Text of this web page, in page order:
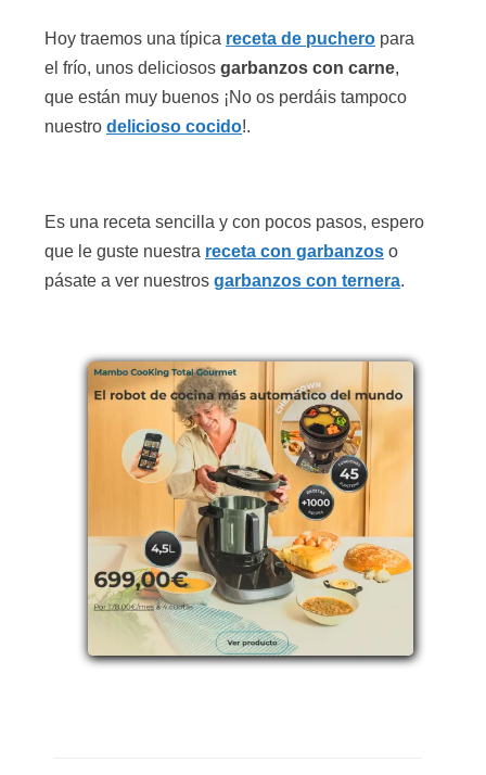
Hoy traemos una típica receta de puchero para
el frío, unos deliciosos garbanzos con carne,
que están muy buenos ¡No os perdáis tampoco
nuestro delicioso cocido!.
Es una receta sencilla y con pocos pasos, espero
que le guste nuestra receta con garbanzos o
pásate a ver nuestros garbanzos con ternera.